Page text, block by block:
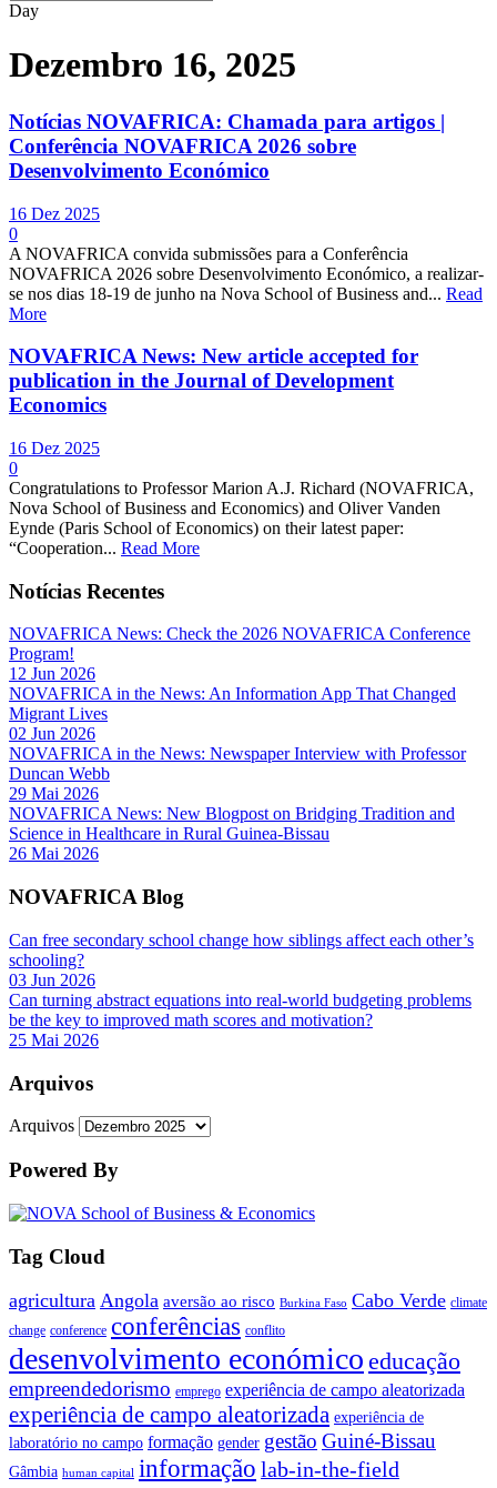
Day
Dezembro 16, 2025
Notícias NOVAFRICA: Chamada para artigos |
Conferência NOVAFRICA 2026 sobre
Desenvolvimento Económico
16 Dez 2025
0
A NOVAFRICA convida submissões para a Conferência
NOVAFRICA 2026 sobre Desenvolvimento Económico, a realizar-
se nos dias 18-19 de junho na Nova School of Business and... Read
More
NOVAFRICA News: New article accepted for
publication in the Journal of Development
Economics
16 Dez 2025
0
Congratulations to Professor Marion A.J. Richard (NOVAFRICA,
Nova School of Business and Economics) and Oliver Vanden
Eynde (Paris School of Economics) on their latest paper:
“Cooperation... Read More
Notícias Recentes
NOVAFRICA News: Check the 2026 NOVAFRICA Conference
Program!
12 Jun 2026
NOVAFRICA in the News: An Information App That Changed
Migrant Lives
02 Jun 2026
NOVAFRICA in the News: Newspaper Interview with Professor
Duncan Webb
29 Mai 2026
NOVAFRICA News: New Blogpost on Bridging Tradition and
Science in Healthcare in Rural Guinea-Bissau
26 Mai 2026
NOVAFRICA Blog
Can free secondary school change how siblings affect each other’s
schooling?
03 Jun 2026
Can turning abstract equations into real-world budgeting problems
be the key to improved math scores and motivation?
25 Mai 2026
Arquivos
Arquivos
Powered By
Tag Cloud
agricultura Angola aversão ao risco Burkina Faso Cabo Verde climate
change conference conferências conflito
desenvolvimento económico educação
empreendedorismo emprego experiência de campo aleatorizada
experiência de campo aleatorizada experiência de
laboratório no campo formação gender gestão Guiné-Bissau
Gâmbia human capital informação lab-in-the-field